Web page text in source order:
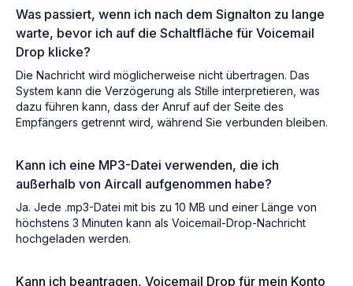
Was passiert, wenn ich nach dem Signalton zu lange
warte, bevor ich auf die Schaltfläche für Voicemail
Drop klicke?
Die Nachricht wird möglicherweise nicht übertragen. Das
System kann die Verzögerung als Stille interpretieren, was
dazu führen kann, dass der Anruf auf der Seite des
Empfängers getrennt wird, während Sie verbunden bleiben.
Kann ich eine MP3-Datei verwenden, die ich
außerhalb von Aircall aufgenommen habe?
Ja. Jede .mp3-Datei mit bis zu 10 MB und einer Länge von
höchstens 3 Minuten kann als Voicemail-Drop-Nachricht
hochgeladen werden.
Kann ich beantragen, Voicemail Drop für mein Konto